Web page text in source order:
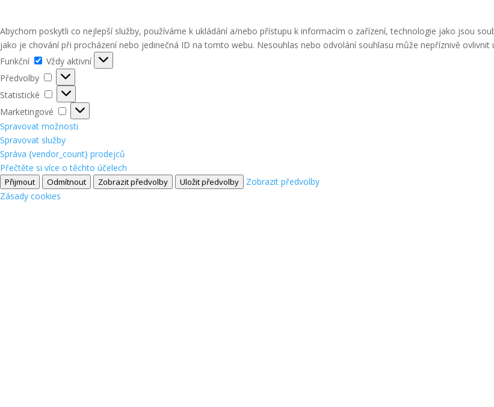
Abychom poskytli co nejlepší služby, používáme k ukládání a/nebo přístupu k informacím o zařízení, technologie jako jsou
jako je chování při procházení nebo jedinečná ID na tomto webu. Nesouhlas nebo odvolání souhlasu může nepříznivě ovlivnit
Funkční
Funkční
Vždy aktivní
Předvolby
Předvolby
Statistické
Statistické
Marketingové
Marketingové
Spravovat možnosti
Spravovat služby
Správa {vendor_count} prodejců
Přečtěte si více o těchto účelech
Přijmout Odmítnout Zobrazit předvolby Uložit předvolby
Zobrazit předvolby
Zásady cookies